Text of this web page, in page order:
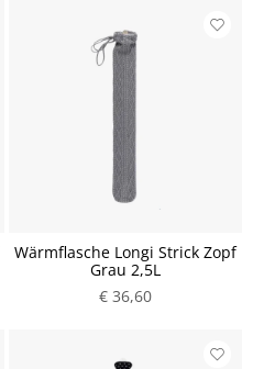
Wärmflasche Longi Strick Zopf
Grau 2,5L
€ 36,60